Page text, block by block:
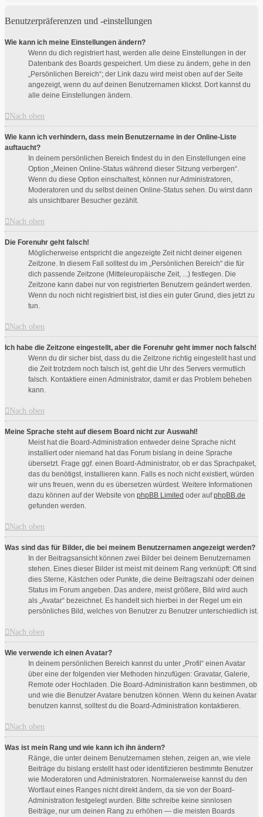
Benutzerpräferenzen und -einstellungen
Wie kann ich meine Einstellungen ändern?
Wenn du dich registriert hast, werden alle deine Einstellungen in der
Datenbank des Boards gespeichert. Um diese zu ändern, gehe in den
„Persönlichen Bereich“; der Link dazu wird meist oben auf der Seite
angezeigt, wenn du auf deinen Benutzernamen klickst. Dort kannst du
alle deine Einstellungen ändern.
Nach oben
Wie kann ich verhindern, dass mein Benutzername in der Online-Liste
auftaucht?
In deinem persönlichen Bereich findest du in den Einstellungen eine
Option „Meinen Online-Status während dieser Sitzung verbergen“.
Wenn du diese Option einschaltest, können nur Administratoren,
Moderatoren und du selbst deinen Online-Status sehen. Du wirst dann
als unsichtbarer Besucher gezählt.
Nach oben
Die Forenuhr geht falsch!
Möglicherweise entspricht die angezeigte Zeit nicht deiner eigenen
Zeitzone. In diesem Fall solltest du im „Persönlichen Bereich“ die für
dich passende Zeitzone (Mitteleuropäische Zeit, ...) festlegen. Die
Zeitzone kann dabei nur von registrierten Benutzern geändert werden.
Wenn du noch nicht registriert bist, ist dies ein guter Grund, dies jetzt zu
tun.
Nach oben
Ich habe die Zeitzone eingestellt, aber die Forenuhr geht immer noch falsch!
Wenn du dir sicher bist, dass du die Zeitzone richtig eingestellt hast und
die Zeit trotzdem noch falsch ist, geht die Uhr des Servers vermutlich
falsch. Kontaktiere einen Administrator, damit er das Problem beheben
kann.
Nach oben
Meine Sprache steht auf diesem Board nicht zur Auswahl!
Meist hat die Board-Administration entweder deine Sprache nicht
installiert oder niemand hat das Forum bislang in deine Sprache
übersetzt. Frage ggf. einen Board-Administrator, ob er das Sprachpaket,
das du benötigst, installieren kann. Falls es noch nicht existiert, würden
wir uns freuen, wenn du es übersetzen würdest. Weitere Informationen
dazu können auf der Website von phpBB Limited oder aufphpBB.de
gefunden werden.
Nach oben
Was sind das für Bilder, die bei meinem Benutzernamen angezeigt werden?
In der Beitragsansicht können zwei Bilder bei deinem Benutzernamen
stehen. Eines dieser Bilder ist meist mit deinem Rang verknüpft: Oft sind
dies Sterne, Kästchen oder Punkte, die deine Beitragszahl oder deinen
Status im Forum angeben. Das andere, meist größere, Bild wird auch
als „Avatar“ bezeichnet. Es handelt sich hierbei in der Regel um ein
persönliches Bild, welches von Benutzer zu Benutzer unterschiedlich ist.
Nach oben
Wie verwende ich einen Avatar?
In deinem persönlichen Bereich kannst du unter „Profil“ einen Avatar
über eine der folgenden vier Methoden hinzufügen: Gravatar, Galerie,
Remote oder Hochladen. Die Board-Administration kann bestimmen, ob
und wie die Benutzer Avatare benutzen können. Wenn du keinen Avatar
benutzen kannst, solltest du die Board-Administration kontaktieren.
Nach oben
Was ist mein Rang und wie kann ich ihn ändern?
Ränge, die unter deinem Benutzernamen stehen, zeigen an, wie viele
Beiträge du bislang erstellt hast oder identifizieren bestimmte Benutzer
wie Moderatoren und Administratoren. Normalerweise kannst du den
Wortlaut eines Ranges nicht direkt ändern, da sie von der Board-
Administration festgelegt wurden. Bitte schreibe keine sinnlosen
Beiträge, nur um deinen Rang zu erhöhen — die meisten Boards